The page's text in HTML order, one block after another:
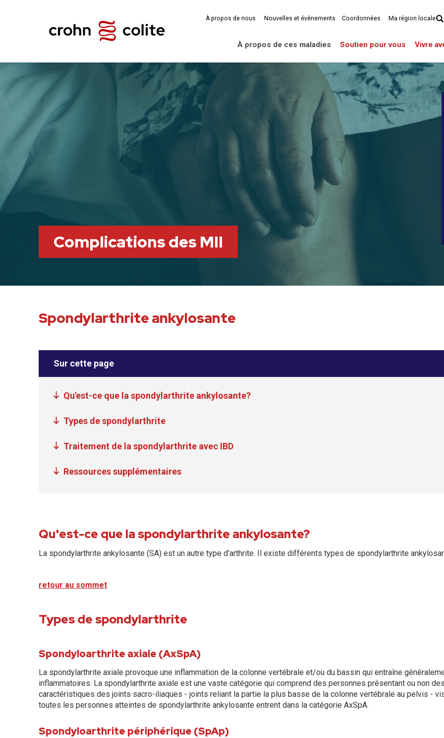
À propos de ces maladies Soutien pour vous Vivre
À propos de nous Nouvelles et évènements Coordonnées Ma région locale
Complications des MII
Spondylarthrite ankylosante
Sur cette page
Qu'est-ce que la spondylarthrite ankylosante?
Types de spondylarthrite
Traitement de la spondylarthrite avec IBD
Ressources supplémentaires
Qu'est-ce que la spondylarthrite ankylosante?
La spondylarthrite ankylosante (SA) est un autre type d'arthrite. Il existe différents types de spondylarthrite
retour au sommet
Types de spondylarthrite
Spondyloarthrite axiale (AxSpA)
La spondylarthrite axiale provoque une inflammation de la colonne vertébrale et/ou du bassin qui entraîne
inflammatoires. La spondylarthrite axiale est une vaste catégorie qui comprend des personnes présentant ou non
caractéristiques des joints sacro-iliaques - joints reliant la partie la plus basse de la colonne vertébrale au pelvis -
toutes les personnes atteintes de spondylarthrite ankylosante entrent dans la catégorie AxSpA.
Spondyloarthrite périphérique (SpAp)